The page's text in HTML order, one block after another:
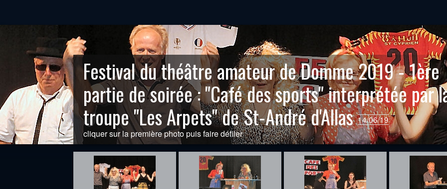
Festival du théâtre amateur de Domme 2019 - 1ère
partie de soirée : "Café des sports" interprétée par
troupe "Les Arpets" de St-André d'Allas14/06/19
cliquer sur la première photo puis faire défiler